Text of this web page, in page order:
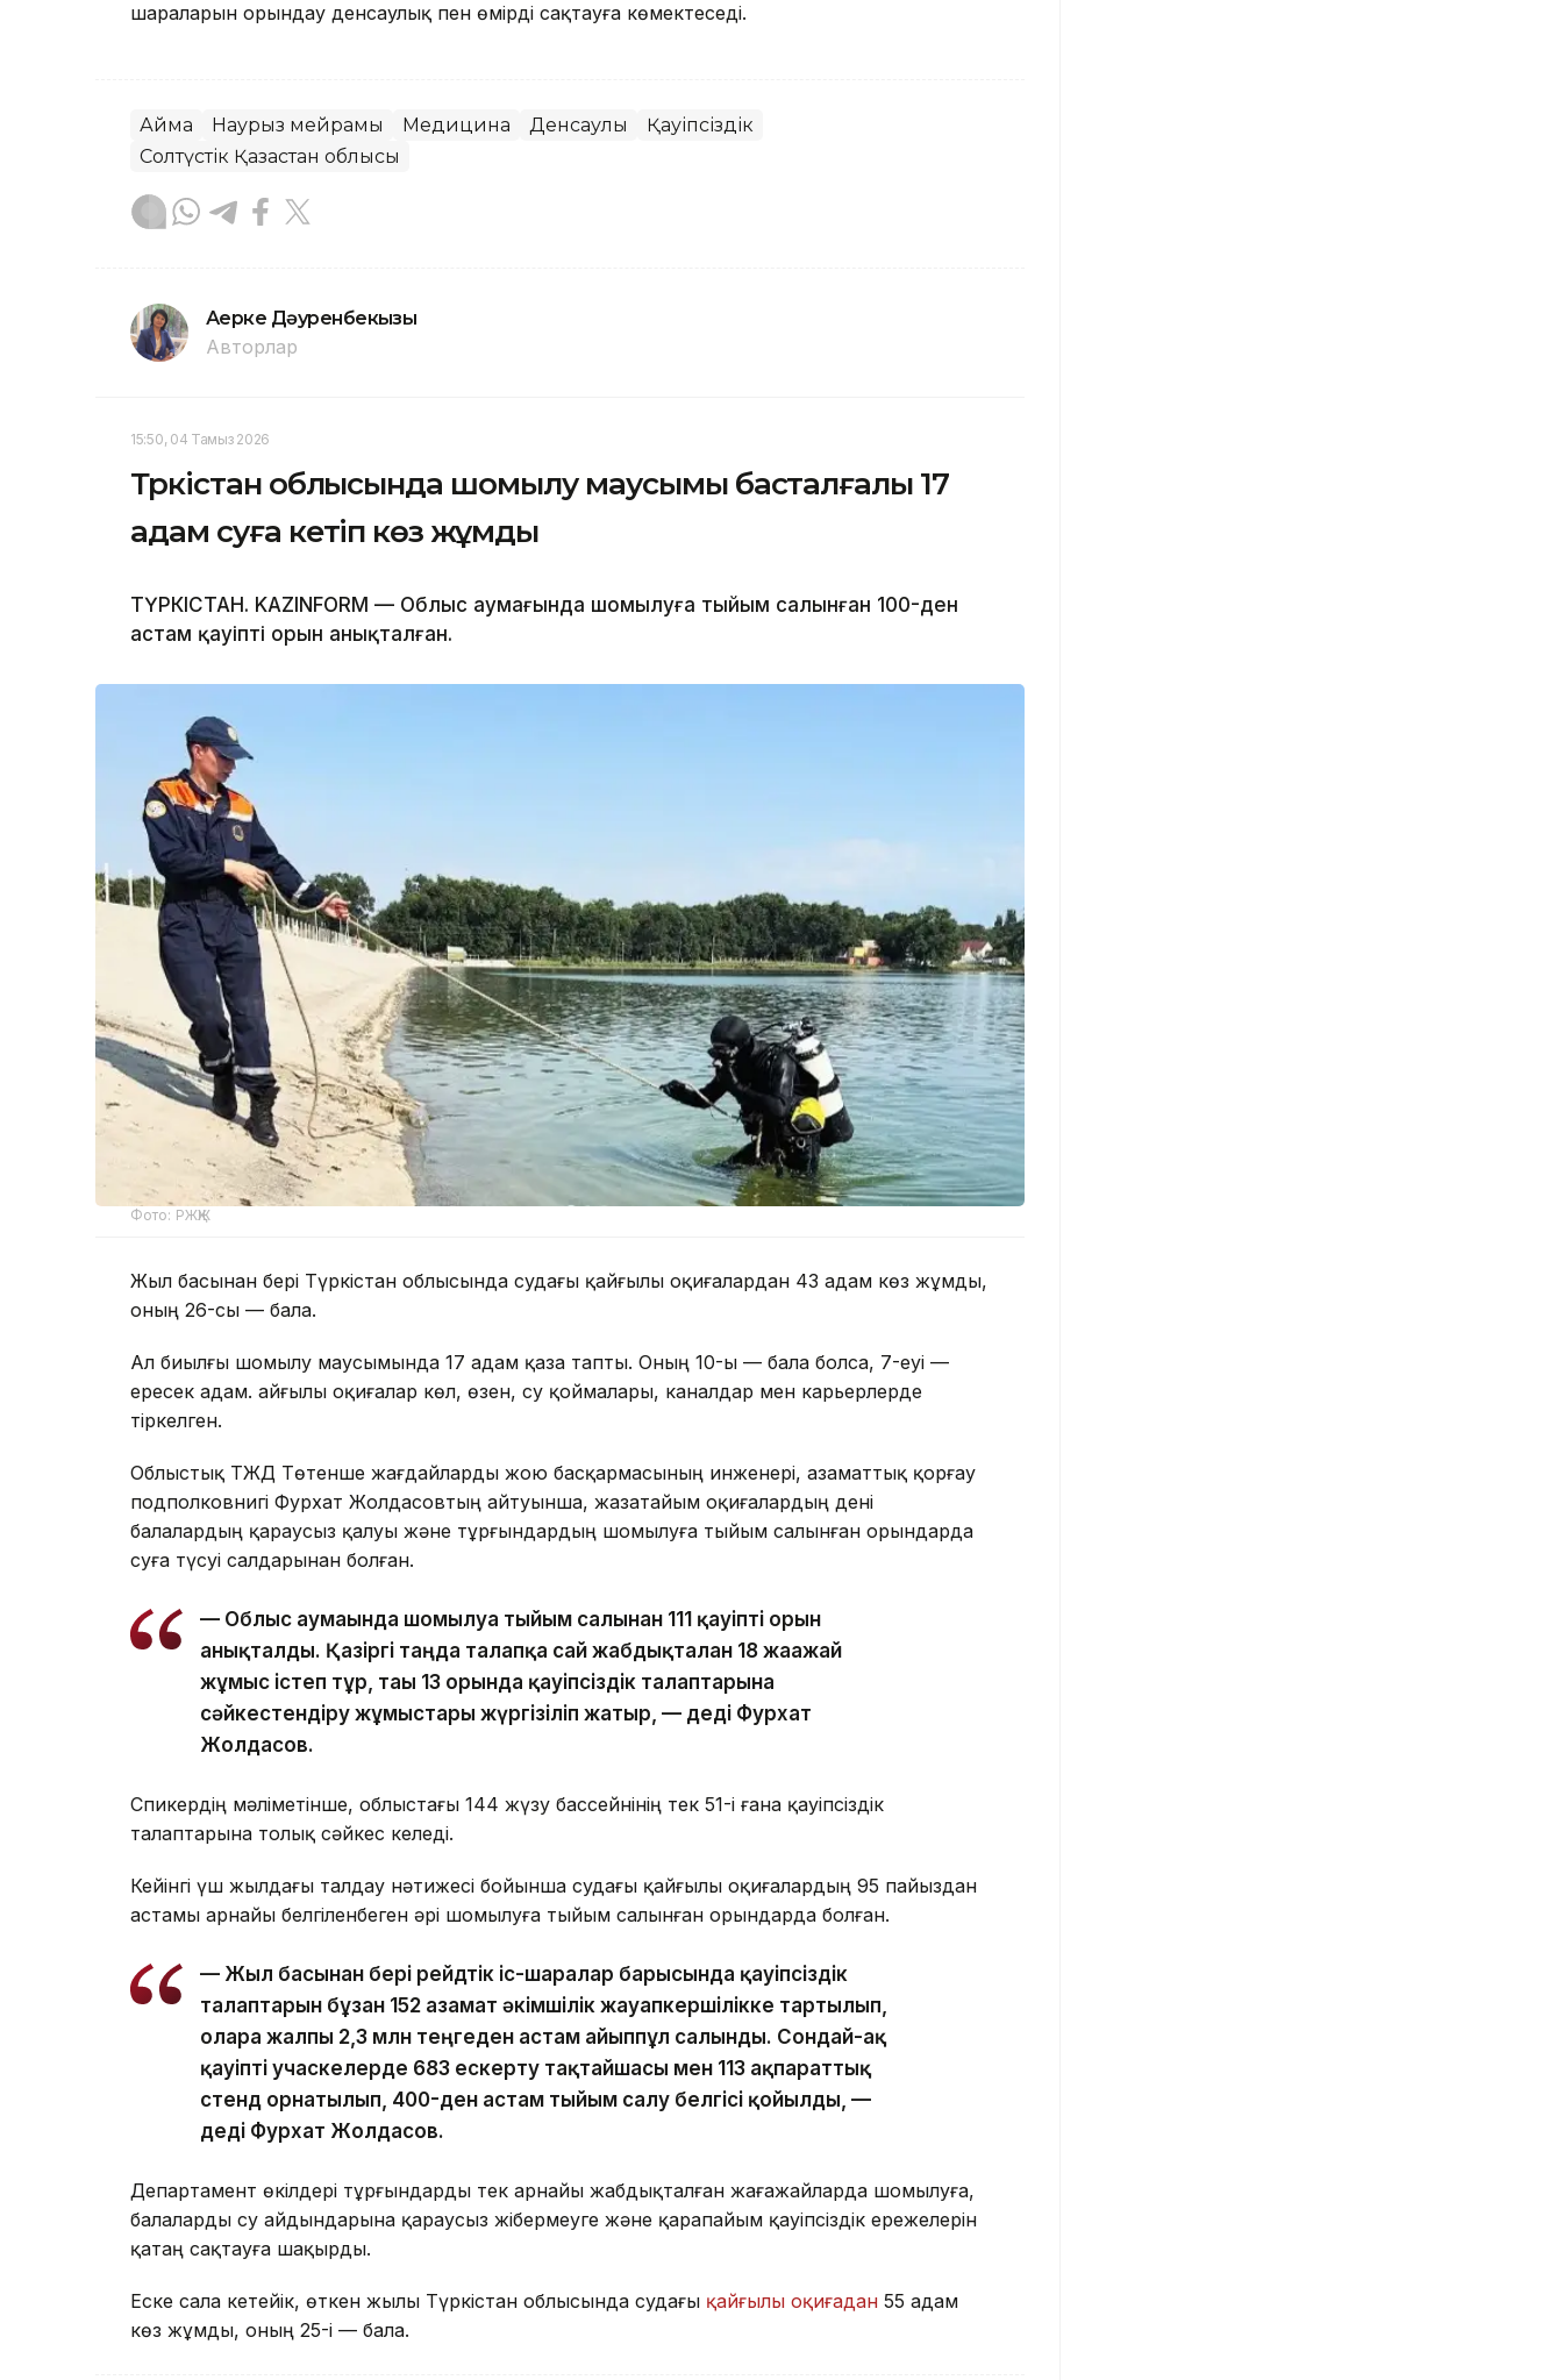
шараларын орындау денсаулық пен өмірді сақтауға көмектеседі.
Аймақ Наурыз мейрамы Медицина Денсаулық
Қауіпсіздік
Солтүстік Қазақстан облысы
Ақерке Дәуренбекқызы
Авторлар
15:50, 04 Тамыз 2026
Түркістан облысында шомылу маусымы басталғалы 17
адам суға кетіп көз жұмды
ТҮРКІСТАН. KAZINFORM — Облыс аумағында шомылуға тыйым салынған 100-ден
астам қауіпті орын анықталған.
Фото: РЖҚЖ
Жыл басынан бері Түркістан облысында судағы қайғылы оқиғалардан 43 адам көз жұмды,
оның 26-сы — бала.
Ал биылғы шомылу маусымында 17 адам қаза тапты. Оның 10-ы — бала болса, 7-еуі —
ересек адам. Қайғылы оқиғалар көл, өзен, су қоймалары, каналдар мен карьерлерде
тіркелген.
Облыстық ТЖД Төтенше жағдайларды жою басқармасының инженері, азаматтық қорғау
подполковнигі Фурхат Жолдасовтың айтуынша, жазатайым оқиғалардың дені
балалардың қараусыз қалуы және тұрғындардың шомылуға тыйым салынған орындарда
суға түсуі салдарынан болған.
— Облыс аумағында шомылуға тыйым салынған 111 қауіпті орын
анықталды. Қазіргі таңда талапқа сай жабдықталған 18 жағажай
жұмыс істеп тұр, тағы 13 орында қауіпсіздік талаптарына
сәйкестендіру жұмыстары жүргізіліп жатыр, — деді Фурхат
Жолдасов.
Спикердің мәліметінше, облыстағы 144 жүзу бассейнінің тек 51-і ғана қауіпсіздік
талаптарына толық сәйкес келеді.
Кейінгі үш жылдағы талдау нәтижесі бойынша судағы қайғылы оқиғалардың 95 пайыздан
астамы арнайы белгіленбеген әрі шомылуға тыйым салынған орындарда болған.
— Жыл басынан бері рейдтік іс-шаралар барысында қауіпсіздік
талаптарын бұзған 152 азамат әкімшілік жауапкершілікке тартылып,
оларға жалпы 2,3 млн теңгеден астам айыппұл салынды. Сондай-ақ
қауіпті учаскелерде 683 ескерту тақтайшасы мен 113 ақпараттық
стенд орнатылып, 400-ден астам тыйым салу белгісі қойылды, —
деді Фурхат Жолдасов.
Департамент өкілдері тұрғындарды тек арнайы жабдықталған жағажайларда шомылуға,
балаларды су айдындарына қараусыз жібермеуге және қарапайым қауіпсіздік ережелерін
қатаң сақтауға шақырды.
Еске сала кетейік, өткен жылы Түркістан облысында судағы қайғылы оқиғадан 55 адам
көз жұмды, оның 25-і — бала.